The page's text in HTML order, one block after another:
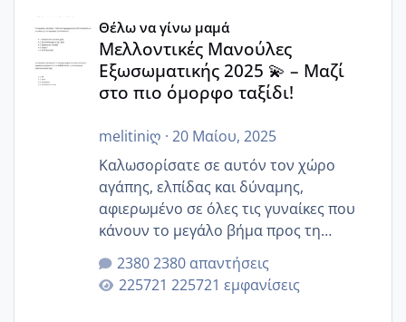
Μελλοντικές Μανούλες Εξωσωματικής 2025 💫 – Μαζί
Θέλω να γίνω μαμά
Μελλοντικές Μανούλες
Εξωσωματικής 2025 💫 – Μαζί
στο πιο όμορφο ταξίδι!
melitiniღ · 20 Μαίου, 2025
Καλωσορίσατε σε αυτόν τον χώρο
αγάπης, ελπίδας και δύναμης,
αφιερωμένο σε όλες τις γυναίκες που
κάνουν το μεγάλο βήμα προς τη
μητρότητα μέσω εξωσωματικής το 2025.
Εδώ θα μοιραστούμε αγωνίες, χαρές,
εμπειρίες και κάθε μικρή ή μεγάλη
2380 απαντήσεις
225721 εμφανίσεις